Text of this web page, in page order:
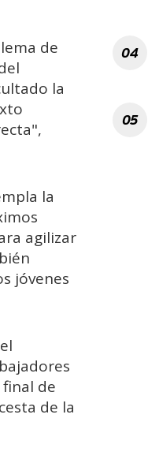
de
la
la
agilizar
jóvenes
de
de la